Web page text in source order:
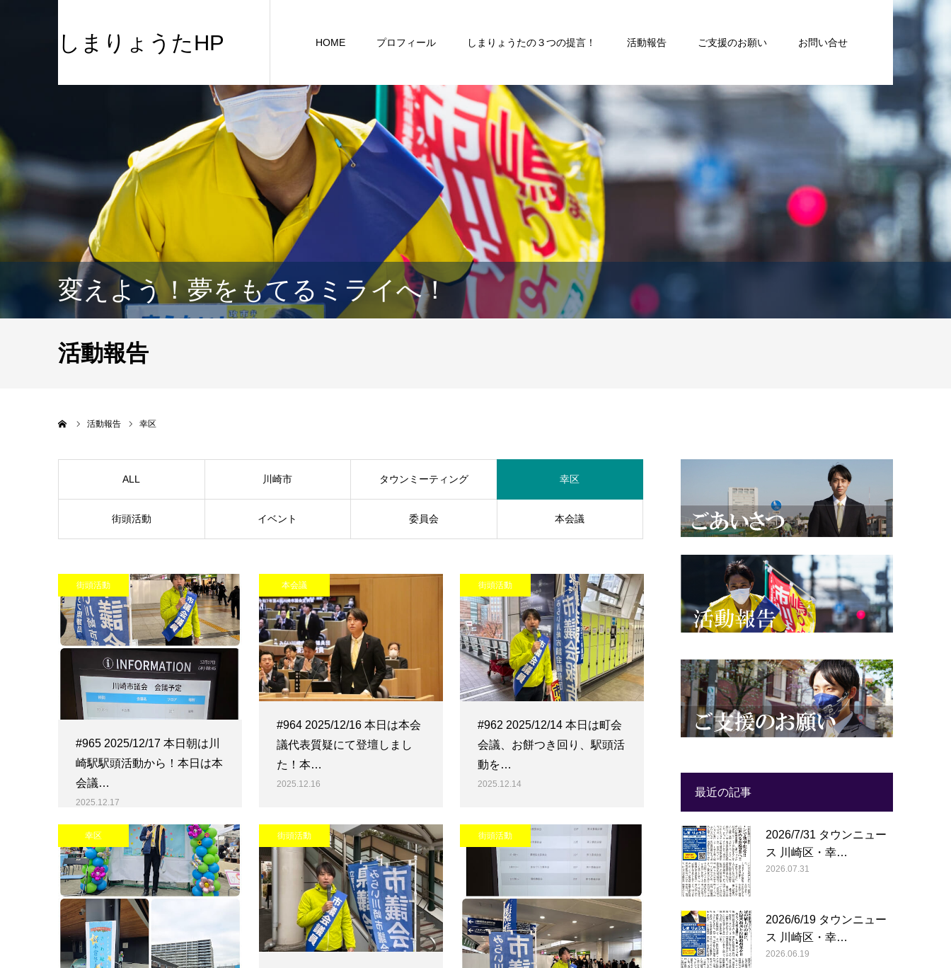
しまりょうたHP HOME プロフィール しまりょうたの３つの提言！ 活動報告 ご支援のお願い お問い合せ
変えよう！夢をもてるミライへ！
活動報告
活動報告 幸区
ALL 川崎市 タウンミーティング 幸区
街頭活動 イベント 委員会 本会議
街頭活動
#965 2025/12/17 本日朝は川
崎駅駅頭活動から！本日は本
会議…
2025.12.17
本会議
#964 2025/12/16 本日は本会
議代表質疑にて登壇しまし
た！本…
2025.12.16
街頭活動
#962 2025/12/14 本日は町会
会議、お餅つき回り、駅頭活
動を…
2025.12.14
幸区 街頭活動 街頭活動
最近の記事
2026/7/31 タウンニュー
ス 川崎区・幸…
2026.07.31
2026/6/19 タウンニュー
ス 川崎区・幸…
2026.06.19